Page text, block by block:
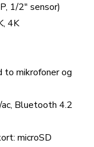
1/2" sensor)
4K
to mikrofoner og
Bluetooth 4.2
microSD